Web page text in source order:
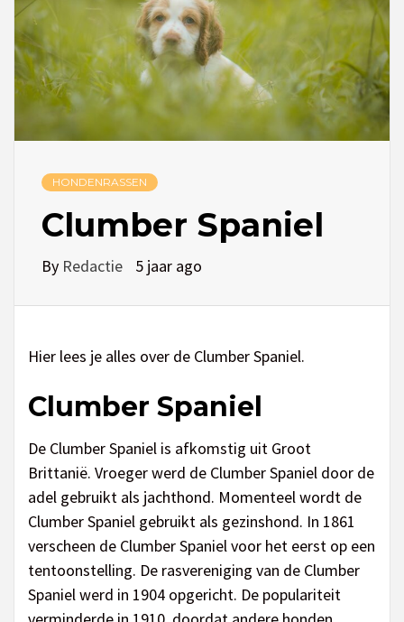
HONDENRASSEN
Clumber Spaniel
By Redactie 5 jaar ago
Hier lees je alles over de Clumber Spaniel.
Clumber Spaniel
De Clumber Spaniel is afkomstig uit Groot
Brittanië. Vroeger werd de Clumber Spaniel door de
adel gebruikt als jachthond. Momenteel wordt de
Clumber Spaniel gebruikt als gezinshond. In 1861
verscheen de Clumber Spaniel voor het eerst op een
tentoonstelling. De rasvereniging van de Clumber
Spaniel werd in 1904 opgericht. De populariteit